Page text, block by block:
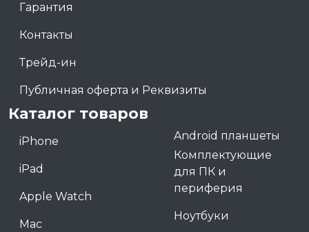
Гарантия
Контакты
Трейд-ин
Публичная оферта и Реквизиты
Каталог товаров
iPhone
iPad
Apple Watch
Mac
Android планшеты
Комплектующие
для ПК и
периферия
Ноутбуки